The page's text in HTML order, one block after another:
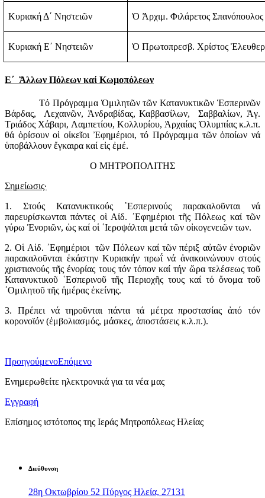
Κυριακή Δ΄ Νηστειῶν Ὁ Ἀρχιμ. Φιλάρετος Σπανόπουλος
Κυριακή Ε΄ Νηστειῶν Ὁ Πρωτοπρεσβ. Χρίστος
Ε΄ Ἄλλων Πόλεων καί Κωμοπόλεων
Τό Πρόγραμμα Ὁμιλητῶν τῶν Κατανυκτικῶν Ἑσπερινῶν
Βάρδας,
Λεχαινῶν, Ἀνδραβίδας, Καββασίλων,
Σαββαλίων, Ἁγ.
Τριάδος Χάβαρι, Λαμπετίου, Κολλυρίου, Ἀρχαίας Ὀλυμπίας κ.λ.π.
θά ὁρίσουν οἱ οἰκεῖοι Ἐφημέριοι, τό Πρόγραμμα τῶν ὁποίων νά
ὑποβάλλουν ἔγκαιρα καί εἰς ἐμέ.
Ο ΜΗΤΡΟΠΟΛΙΤΗΣ
Σημείωσις·
1. Στούς Κατανυκτικούς ῾Εσπερινούς παρακαλοῦνται νά
παρευρίσκωνται πάντες οἱ Αἰδ. ᾿Εφημέριοι τῆς Πόλεως καί τῶν
γύρω Ἐνοριῶν, ὡς καί οἱ ῾Ιεροψάλται μετά τῶν οἰκογενειῶν των.
2. Οἱ Αἰδ. ᾿Εφημέριοι
τῶν Πόλεων καί τῶν πέριξ αὐτῶν ἐνοριῶν
παρακαλοῦνται ἑκάστην Κυριακήν πρωΐ νά ἀνακοινώνουν στούς
χριστιανούς τῆς ἐνορίας τους τόν τόπον καί τήν ὥρα τελέσεως τοῦ
Κατανυκτικοῦ ῾Εσπερινοῦ τῆς Περιοχῆς τους καί τό ὄνομα τοῦ
῾Ομιλητοῦ τῆς ἡμέρας ἐκείνης.
3. Πρέπει νά τηροῦνται πάντα τά μέτρα προστασίας ἀπό τόν
κορονοϊόν (ἐμβολιασμός, μάσκες, ἀποστάσεις κ.λ.π.).
ΠροηγούμενοΕπόμενο
Ενημερωθείτε ηλεκτρονικά για τα νέα μας
Εγγραφή
Επίσημος ιστότοπος της Ιεράς Μητροπόλεως Ηλείας
Διεύθυνση
28η Οκτωβρίου 52 Πύργος Ηλεία, 27131